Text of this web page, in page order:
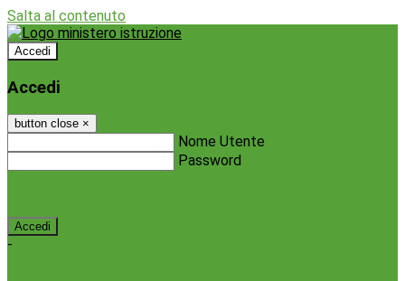
Salta al contenuto
Accedi
Accedi
button close ×
Nome Utente
Password
-